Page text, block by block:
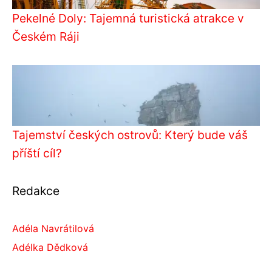
Pekelné Doly: Tajemná turistická atrakce v
Českém Ráji
Tajemství českých ostrovů: Který bude váš
příští cíl?
Redakce
Adéla Navrátilová
Adélka Dědková